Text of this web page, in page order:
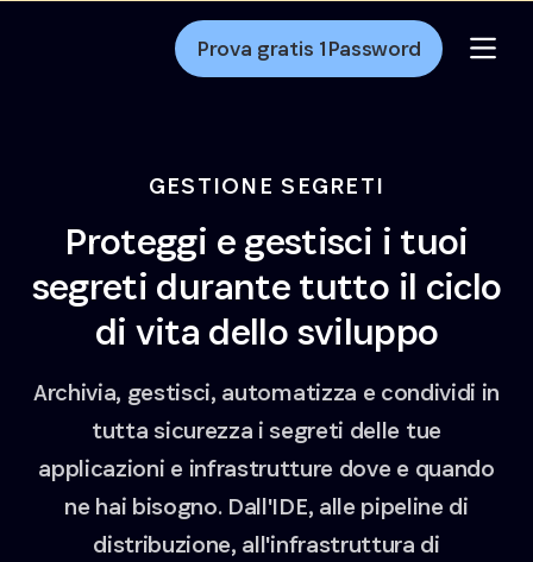
Prova gratis 1Password
GESTIONE SEGRETI
Proteggi e gestisci i tuoi
segreti durante tutto il ciclo
di vita dello sviluppo
Archivia, gestisci, automatizza e condividi in
tutta sicurezza i segreti delle tue
applicazioni e infrastrutture dove e quando
ne hai bisogno. Dall'IDE, alle pipeline di
distribuzione, all'infrastruttura di